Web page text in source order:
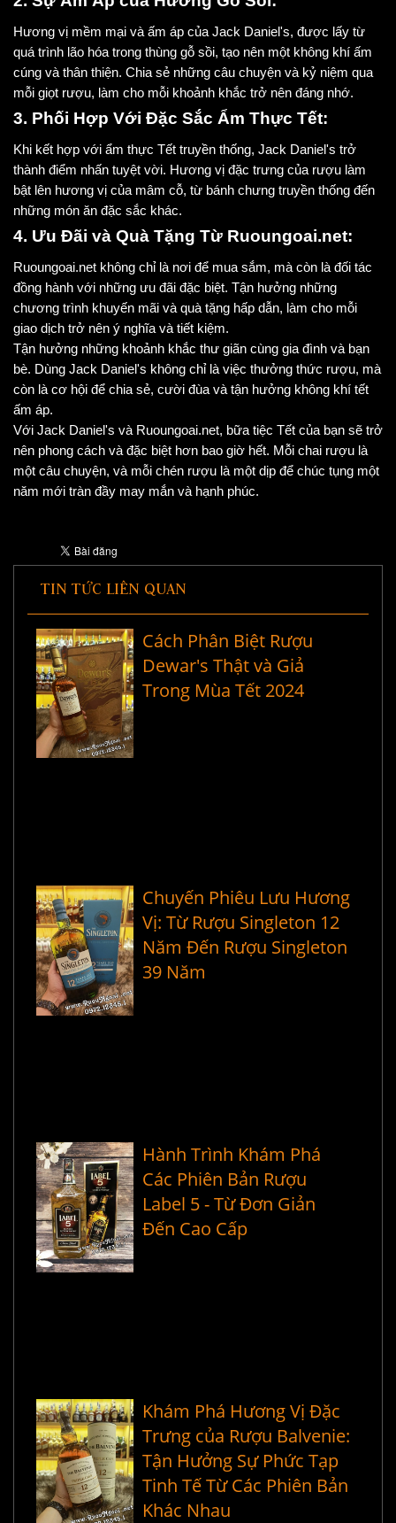
Hương vị mềm mại và ấm áp của Jack Daniel's, được lấy từ
quá trình lão hóa trong thùng gỗ sồi, tạo nên một không khí ấm
cúng và thân thiện. Chia sẻ những câu chuyện và kỷ niệm qua
mỗi giọt rượu, làm cho mỗi khoảnh khắc trở nên đáng nhớ.
3. Phối Hợp Với Đặc Sắc Ẩm Thực Tết:
Khi kết hợp với ẩm thực Tết truyền thống, Jack Daniel's trở
thành điểm nhấn tuyệt vời. Hương vị đặc trưng của rượu làm
bật lên hương vị của mâm cỗ, từ bánh chưng truyền thống đến
những món ăn đặc sắc khác.
4. Ưu Đãi và Quà Tặng Từ Ruoungoai.net:
Ruoungoai.net không chỉ là nơi để mua sắm, mà còn là đối tác
đồng hành với những ưu đãi đặc biệt. Tận hưởng những
chương trình khuyến mãi và quà tặng hấp dẫn, làm cho mỗi
giao dịch trở nên ý nghĩa và tiết kiệm.
Tận hưởng những khoảnh khắc thư giãn cùng gia đình và bạn
bè. Dùng Jack Daniel's không chỉ là việc thưởng thức rượu, mà
còn là cơ hội để chia sẻ, cười đùa và tận hưởng không khí tết
ấm áp.
Với Jack Daniel's và Ruoungoai.net, bữa tiệc Tết của bạn sẽ trở
nên phong cách và đặc biệt hơn bao giờ hết. Mỗi chai rượu là
một câu chuyện, và mỗi chén rượu là một dịp để chúc tụng một
năm mới tràn đầy may mắn và hạnh phúc.
TIN TỨC LIÊN QUAN
Cách Phân Biệt Rượu
Dewar's Thật và Giả
Trong Mùa Tết 2024
Chuyến Phiêu Lưu Hương
Vị: Từ Rượu Singleton 12
Năm Đến Rượu Singleton
39 Năm
Hành Trình Khám Phá
Các Phiên Bản Rượu
Label 5 - Từ Đơn Giản
Đến Cao Cấp
Khám Phá Hương Vị Đặc
Trưng của Rượu Balvenie:
Tận Hưởng Sự Phức Tạp
Tinh Tế Từ Các Phiên Bản
Khác Nhau